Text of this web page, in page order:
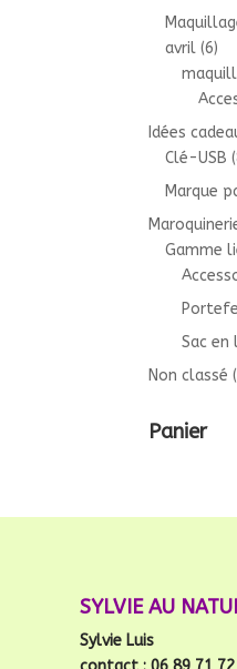
avril (6)
Idées
Clé-USB
Marque
Gamme
Sac en
Non classé
Panier
SYLVIE AU
Sylvie Luis